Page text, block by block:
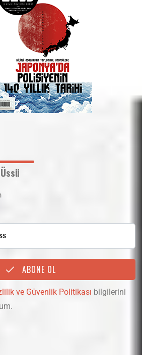
ABONE OL
ve Güvenlik Politikası bilgilerini